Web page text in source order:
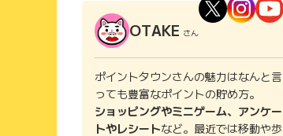
OTAKE さん
ポイントタウンさんの魅力はなんと言
っても豊富なポイントの貯め方。
ショッピングやミニゲーム、アンケー
トやレシートなど。最近では移動や歩